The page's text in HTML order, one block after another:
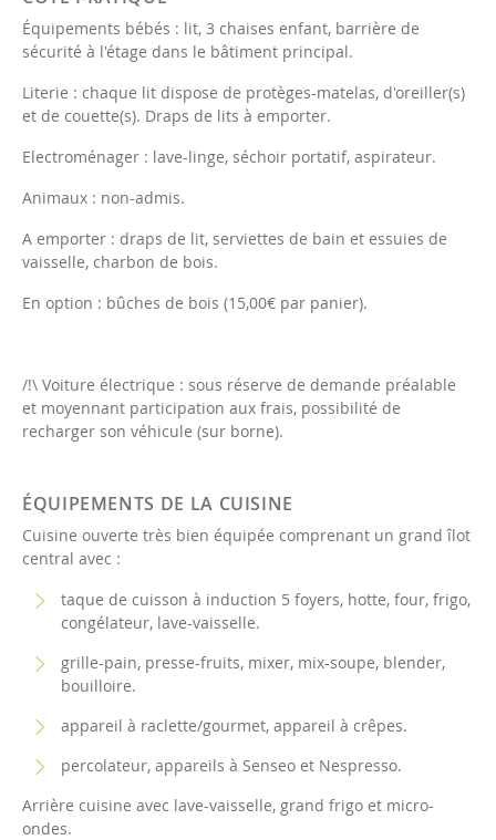
Équipements bébés : lit, 3 chaises enfant, barrière de
sécurité à l'étage dans le bâtiment principal.
Literie : chaque lit dispose de protèges-matelas, d'oreiller(s)
et de couette(s). Draps de lits à emporter.
Electroménager : lave-linge, séchoir portatif, aspirateur.
Animaux : non-admis.
A emporter : draps de lit, serviettes de bain et essuies de
vaisselle, charbon de bois.
En option : bûches de bois (15,00€ par panier).
/!\ Voiture électrique : sous réserve de demande préalable
et moyennant participation aux frais, possibilité de
recharger son véhicule (sur borne).
ÉQUIPEMENTS DE LA CUISINE
Cuisine ouverte très bien équipée comprenant un grand îlot
central avec :
taque de cuisson à induction 5 foyers, hotte, four, frigo,
congélateur, lave-vaisselle.
grille-pain, presse-fruits, mixer, mix-soupe, blender,
bouilloire.
appareil à raclette/gourmet, appareil à crêpes.
percolateur, appareils à Senseo et Nespresso.
Arrière cuisine avec lave-vaisselle, grand frigo et micro-
ondes.